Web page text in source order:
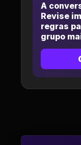
A
Revise
regras
grupo